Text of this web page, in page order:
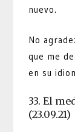
nuevo.
No
que me
en su
33. El
(23.09.21)